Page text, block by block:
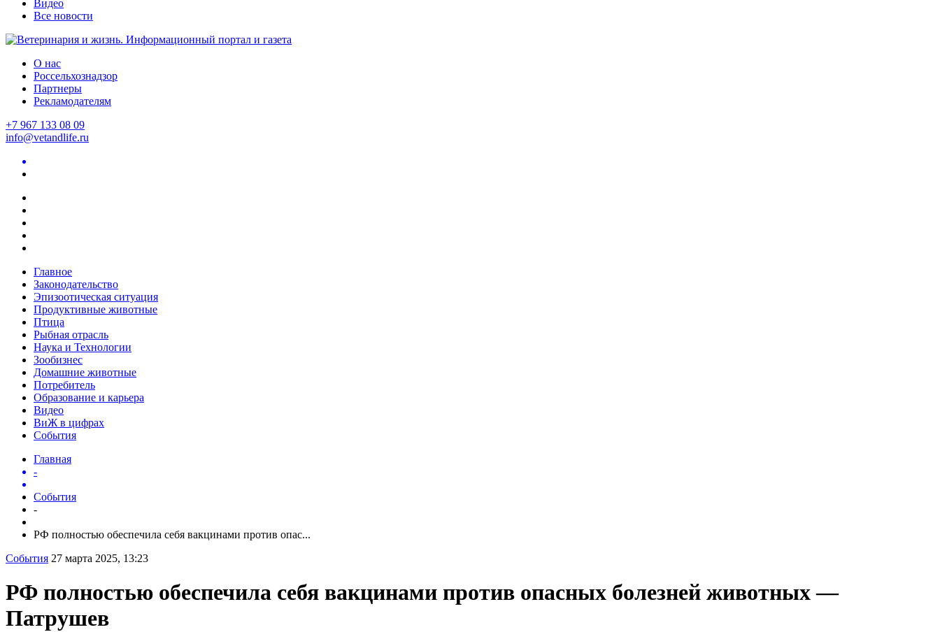
Видео
Все новости
О нас
Россельхознадзор
Партнеры
Рекламодателям
+7 967 133 08 09
info@vetandlife.ru
Главное
Законодательство
Эпизоотическая ситуация
Продуктивные животные
Птица
Рыбная отрасль
Наука и Технологии
Зообизнес
Домашние животные
Потребитель
Образование и карьера
Видео
ВиЖ в цифрах
События
Главная
-
События
-
РФ полностью обеспечила себя вакцинами против опас...
События 27 марта 2025, 13:23
РФ полностью обеспечила себя вакцинами против опасных болезней животных —
Патрушев